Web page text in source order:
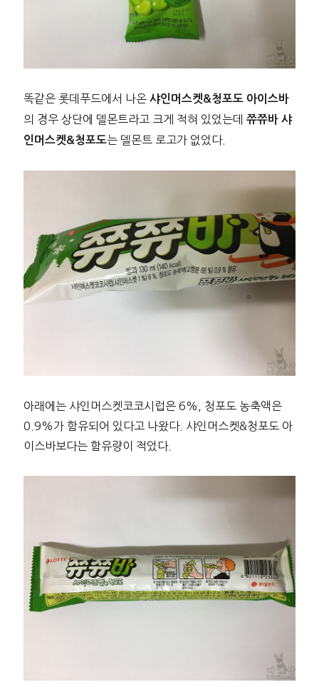
똑같은 롯데푸드에서 나온 샤인머스켓&청포도 아이스바
의 경우 상단에 델몬트라고 크게 적혀 있었는데 쮸쮸바 샤
인머스켓&청포도는 델몬트 로고가 없었다.
아래에는 샤인머스켓코코시럽은 6%, 청포도 농축액은
0.9%가 함유되어 있다고 나왔다. 샤인머스켓&청포도 아
이스바보다는 함유량이 적었다.